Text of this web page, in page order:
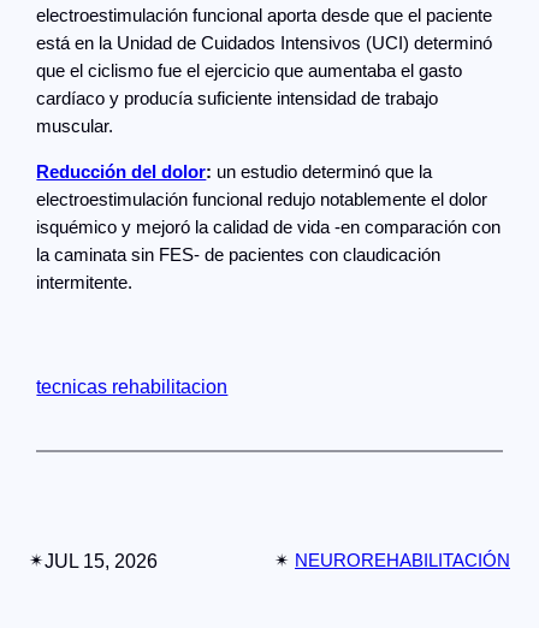
electroestimulación funcional aporta desde que el paciente
está en la Unidad de Cuidados Intensivos (UCI) determinó
que el ciclismo fue el ejercicio que aumentaba el gasto
cardíaco y producía suficiente intensidad de trabajo
muscular.
Reducción del dolor: un estudio determinó que la
electroestimulación funcional redujo notablemente el dolor
isquémico y mejoró la calidad de vida -en comparación con
la caminata sin FES- de pacientes con claudicación
intermitente.
tecnicas rehabilitacion
✴︎JUL 15, 2026 ✴︎ NEUROREHABILITACIÓN